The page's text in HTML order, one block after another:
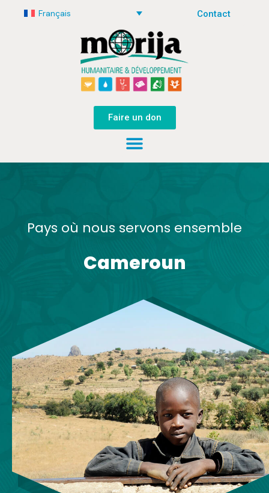
Contact
Français
Faire un don
Pays où nous servons ensemble
Cameroun